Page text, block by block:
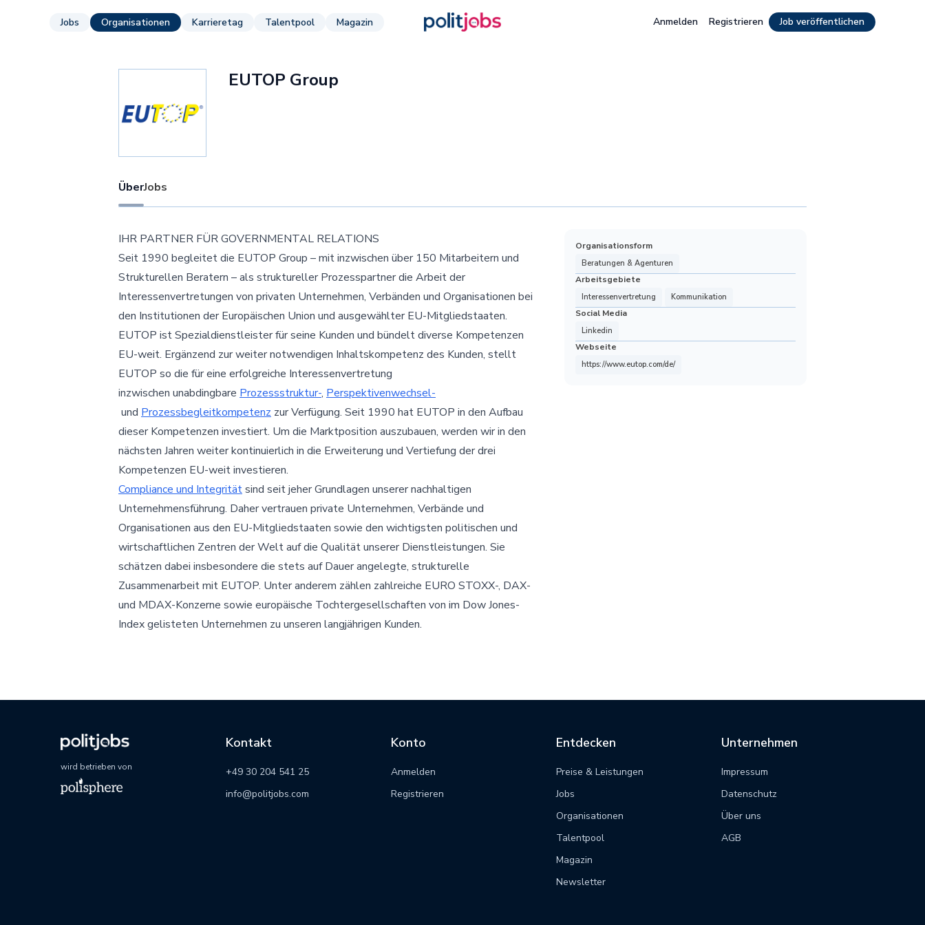
Jobs Organisationen Karrieretag Talentpool Magazin Anmelden Registrieren Job veröffentlichen
EUTOP Group
ÜberJobs
Organisationsform
Beratungen & Agenturen
Arbeitsgebiete
Interessenvertretung Kommunikation
Social Media
Linkedin
Webseite
https://www.eutop.com/de/
IHR PARTNER FÜR GOVERNMENTAL RELATIONS
Seit 1990 begleitet die EUTOP Group – mit inzwischen über 150 Mitarbeitern und
Strukturellen Beratern – als struktureller Prozesspartner die Arbeit der
Interessenvertretungen von privaten Unternehmen, Verbänden und Organisationen bei
den Institutionen der Europäischen Union und ausgewählter EU-Mitgliedstaaten.
EUTOP ist Spezialdienstleister für seine Kunden und bündelt diverse Kompetenzen
EU-weit. Ergänzend zur weiter notwendigen Inhaltskompetenz des Kunden, stellt
EUTOP so die für eine erfolgreiche Interessenvertretung
inzwischen unabdingbare Prozessstruktur-, Perspektivenwechsel-
und Prozessbegleitkompetenz zur Verfügung. Seit 1990 hat EUTOP in den Aufbau
dieser Kompetenzen investiert. Um die Marktposition auszubauen, werden wir in den
nächsten Jahren weiter kontinuierlich in die Erweiterung und Vertiefung der drei
Kompetenzen EU-weit investieren.
Compliance und Integritätsind seit jeher Grundlagen unserer nachhaltigen
Unternehmensführung. Daher vertrauen private Unternehmen, Verbände und
Organisationen aus den EU-Mitgliedstaaten sowie den wichtigsten politischen und
wirtschaftlichen Zentren der Welt auf die Qualität unserer Dienstleistungen. Sie
schätzen dabei insbesondere die stets auf Dauer angelegte, strukturelle
Zusammenarbeit mit EUTOP. Unter anderem zählen zahlreiche EURO STOXX-, DAX-
und MDAX-Konzerne sowie europäische Tochtergesellschaften von im Dow Jones-
Index gelisteten Unternehmen zu unseren langjährigen Kunden.
wird betrieben von
Kontakt
+49 30 204 541 25
info@politjobs.com
Konto
Anmelden
Registrieren
Entdecken
Preise & Leistungen
Jobs
Organisationen
Talentpool
Magazin
Newsletter
Unternehmen
Impressum
Datenschutz
Über uns
AGB